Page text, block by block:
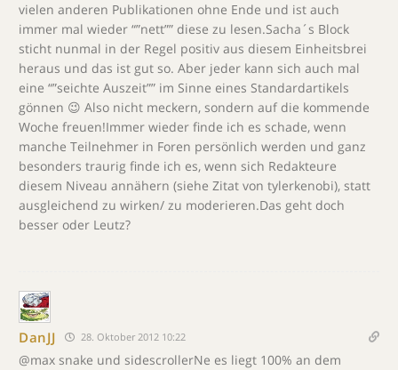
vielen anderen Publikationen ohne Ende und ist auch
immer mal wieder “”nett”” diese zu lesen.Sacha´s Block
sticht nunmal in der Regel positiv aus diesem Einheitsbrei
heraus und das ist gut so. Aber jeder kann sich auch mal
eine “”seichte Auszeit”” im Sinne eines Standardartikels
gönnen 😉 Also nicht meckern, sondern auf die kommende
Woche freuen!Immer wieder finde ich es schade, wenn
manche Teilnehmer in Foren persönlich werden und ganz
besonders traurig finde ich es, wenn sich Redakteure
diesem Niveau annähern (siehe Zitat von tylerkenobi), statt
ausgleichend zu wirken/ zu moderieren.Das geht doch
besser oder Leutz?
DanJJ 28. Oktober 2012 10:22
@max snake und sidescrollerNe es liegt 100% an dem